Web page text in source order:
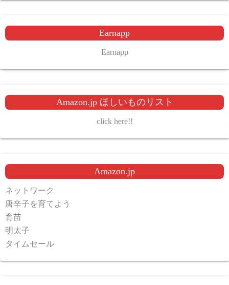
Earnapp
Earnapp
Amazon.jp ほしいものリスト
click here!!
Amazon.jp
ネットワーク
唐辛子を育てよう
育苗
明太子
タイムセール